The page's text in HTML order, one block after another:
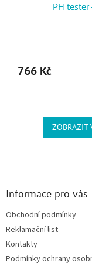
PH
766 Kč
ZOBRAZIT
Informace pro vás
Obchodní podmínky
Reklamační list
Kontakty
Podmínky ochrany